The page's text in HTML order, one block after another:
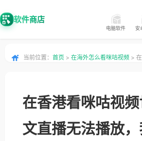
软件商店
电脑软件 安
当前位置： 首页 > 在海外怎么看咪咕视频 >
在香港看咪咕视
文直播无法播放